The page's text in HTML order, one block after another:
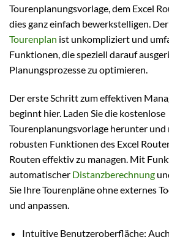
Tourenplanungsvorlage, dem Excel
dies ganz einfach bewerkstelligen.
Tourenplan ist unkompliziert und
Funktionen, die speziell darauf
Planungsprozesse zu optimieren.
Der erste Schritt zum effektiven
beginnt hier. Laden Sie die kostenlose
Tourenplanungsvorlage herunter und
robusten Funktionen des Excel
Routen effektiv zu managen. Mit
automatischer Distanzberechnung
Sie Ihre Tourenpläne ohne externes
und anpassen.
Intuitive Benutzeroberfläche: